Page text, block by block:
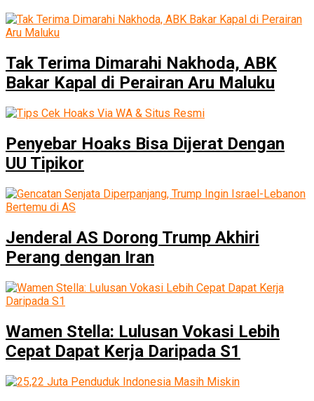
Tak Terima Dimarahi Nakhoda, ABK
Bakar Kapal di Perairan Aru Maluku
Penyebar Hoaks Bisa Dijerat Dengan
UU Tipikor
Jenderal AS Dorong Trump Akhiri
Perang dengan Iran
Wamen Stella: Lulusan Vokasi Lebih
Cepat Dapat Kerja Daripada S1